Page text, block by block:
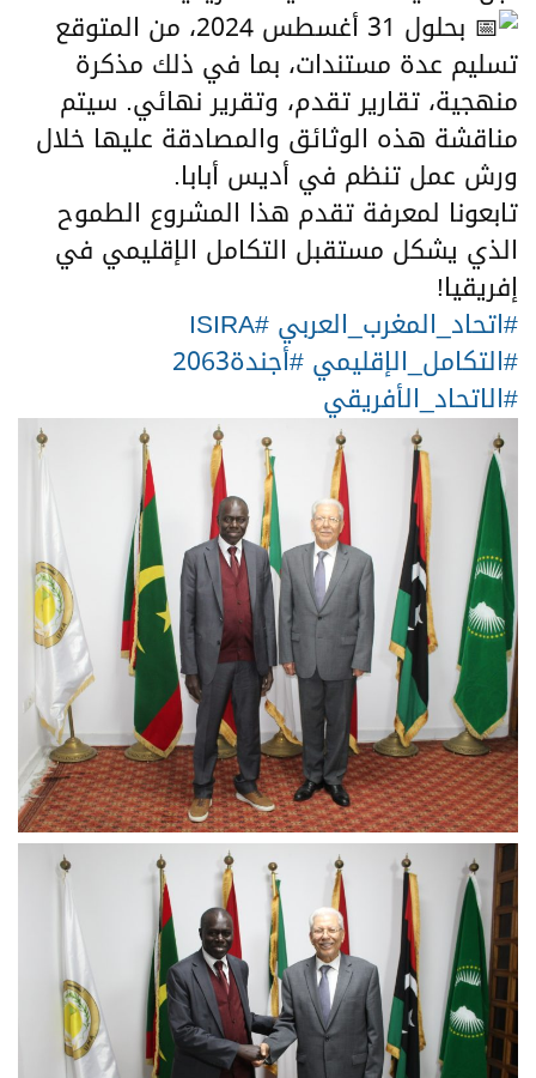
بحلول 31 أغسطس 2024، من المتوقع
تسليم عدة مستندات، بما في ذلك مذكرة
منهجية، تقارير تقدم، وتقرير نهائي. سيتم
مناقشة هذه الوثائق والمصادقة عليها خلال
ورش عمل تنظم في أديس أبابا.
تابعونا لمعرفة تقدم هذا المشروع الطموح
الذي يشكل مستقبل التكامل الإقليمي في
إفريقيا!
#اتحاد_المغرب_العربي #ISIRA
#التكامل_الإقليمي #أجندة2063
#الاتحاد_الأفريقي